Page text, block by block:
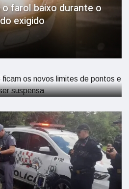
farol baixo durante o
exigido
ficam os novos
quando a carteira